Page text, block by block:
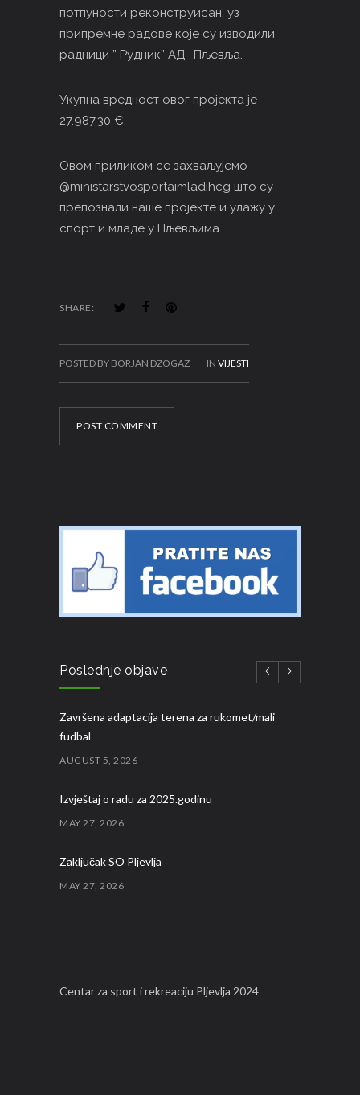
потпуности реконструисан, уз
припремне радове које су изводили
радници ” Рудник” АД- Пљевља.
Укупна вредност овог пројекта је
27.987,30 €.
Овом приликом се захваљујемо
@ministarstvosportaimladihcg што су
препознали наше пројекте и улажу у
спорт и младе у Пљевљима.
SHARE:
POST COMMENT
POSTED BY BORJAN DZOGAZ IN VIJESTI
Poslednje objave
Završena adaptacija terena za rukomet/mali
fudbal
AUGUST 5, 2026
Izvještaj o radu za 2025.godinu
MAY 27, 2026
Zaključak SO Pljevlja
MAY 27, 2026
Izvještaj o sprovođenju plana integriteta za
Centar za sport i rekreaciju Pljevlja 2024